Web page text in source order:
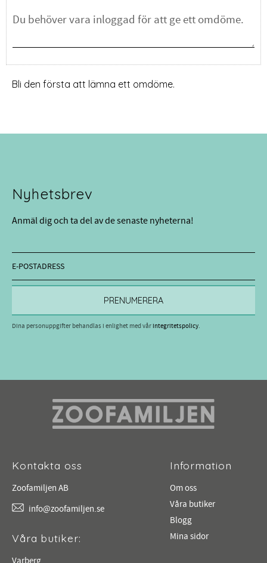
Bli den första att lämna ett omdöme.
Nyhetsbrev
Anmäl dig och ta del av de senaste nyheterna!
PRENUMERERA
Dina personuppgifter behandlas i enlighet med vårintegritetspolicy.
Kontakta oss
Zoofamiljen AB
info@zoofamiljen.se
Våra butiker:
Information
Om oss
Våra butiker
Blogg
Mina sidor